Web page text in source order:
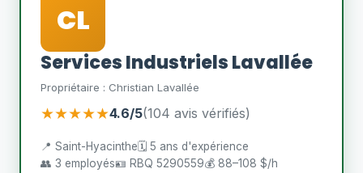
CL
Services Industriels Lavallée
Propriétaire : Christian Lavallée
★★★★★4.6/5(104 avis vérifiés)
📍 Saint-Hyacinthe🗓️ 5 ans d'expérience
👥 3 employés🪪 RBQ 5290559💰 88–108 $/h